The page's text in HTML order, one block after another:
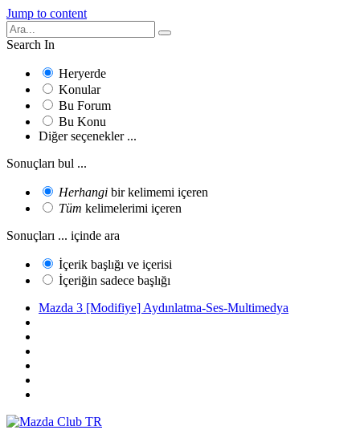
Jump to content
Search In
Heryerde
Konular
Bu Forum
Bu Konu
Diğer seçenekler ...
Sonuçları bul ...
Herhangi bir kelimemi içeren
Tüm kelimelerimi içeren
Sonuçları ... içinde ara
İçerik başlığı ve içerisi
İçeriğin sadece başlığı
Mazda 3 [Modifiye] Aydınlatma-Ses-Multimedya